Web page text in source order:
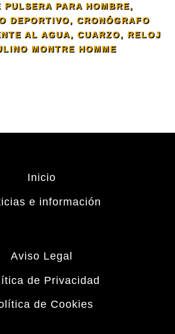
PULSERA PARA HOMBRE,
DEPORTIVO, CRONÓGRAFO
AL AGUA, CUARZO, RELOJ
MONTRE HOMME
Inicio
e información
Aviso Legal
de Privacidad
de Cookies